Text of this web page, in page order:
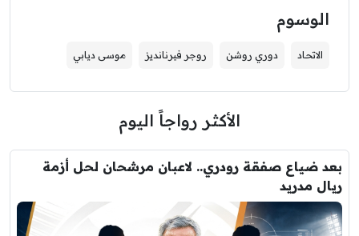
الوسوم
الاتحاد دوري روشن روجر فيرنانديز موسى ديابي
الأكثر رواجاً اليوم
بعد ضياع صفقة رودري.. لاعبان مرشحان لحل أزمة
ريال مدريد